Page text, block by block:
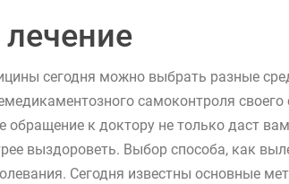
сегодня можно выбрать разные
самоконтроля
обращение к доктору не только даст
выздороветь. Выбор способа, как
Сегодня известны основные